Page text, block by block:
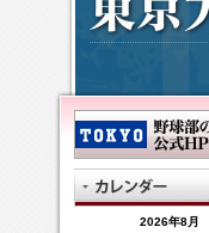
2026年8月